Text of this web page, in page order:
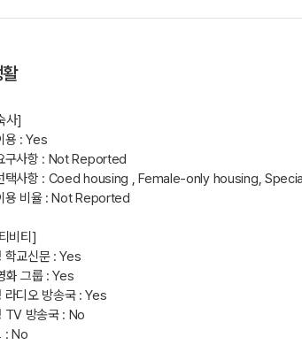
사]
용 : Yes
구사항 : Not Reported
택사항 : Coed housing , Female-only housing,
용 비율 : Not Reported
비티]
학교신문 : Yes
화 그룹 : Yes
라디오 방송국 : Yes
TV 방송국 : No
: No